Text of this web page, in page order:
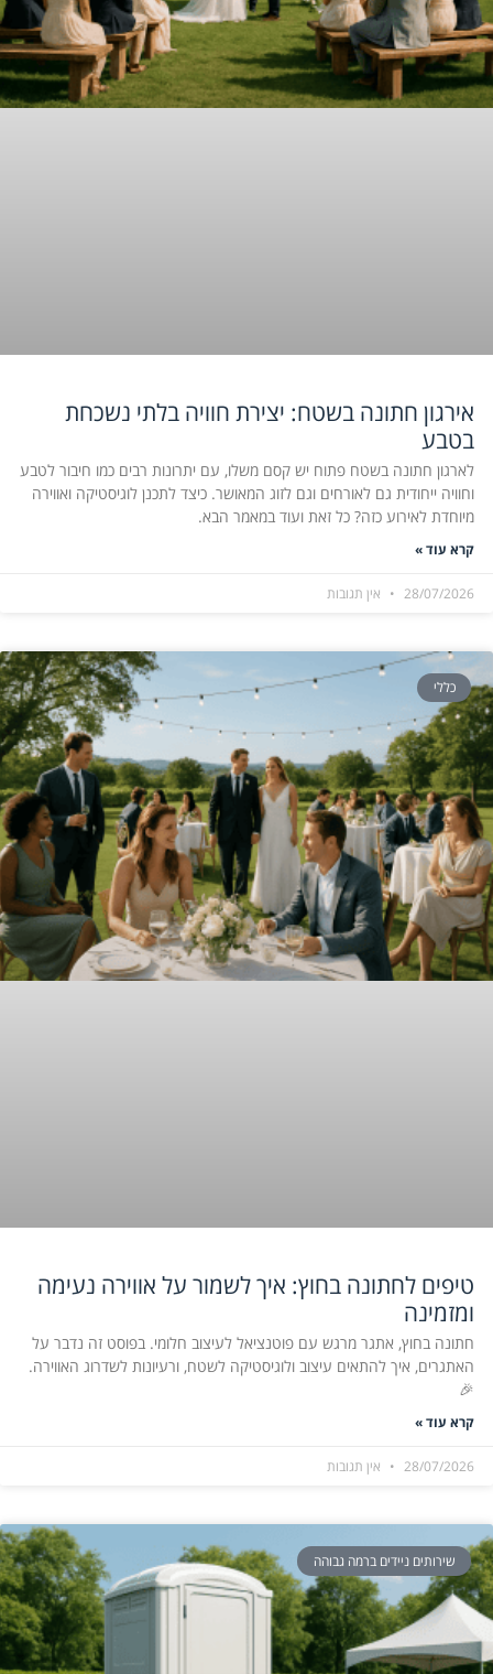
אירגון חתונה בשטח: יצירת חוויה בלתי נשכחת
בטבע
לארגון חתונה בשטח פתוח יש קסם משלו, עם יתרונות רבים כמו חיבור לטבע
וחוויה ייחודית גם לאורחים וגם לזוג המאושר. כיצד לתכנן לוגיסטיקה ואווירה
מיוחדת לאירוע כזה? כל זאת ועוד במאמר הבא.
קרא עוד »
28/07/2026 אין תגובות
כללי
טיפים לחתונה בחוץ: איך לשמור על אווירה נעימה
ומזמינה
חתונה בחוץ, אתגר מרגש עם פוטנציאל לעיצוב חלומי. בפוסט זה נדבר על
האתגרים, איך להתאים עיצוב ולוגיסטיקה לשטח, ורעיונות לשדרוג האווירה.
🎉
קרא עוד »
28/07/2026 אין תגובות
שירותים ניידים ברמה גבוהה